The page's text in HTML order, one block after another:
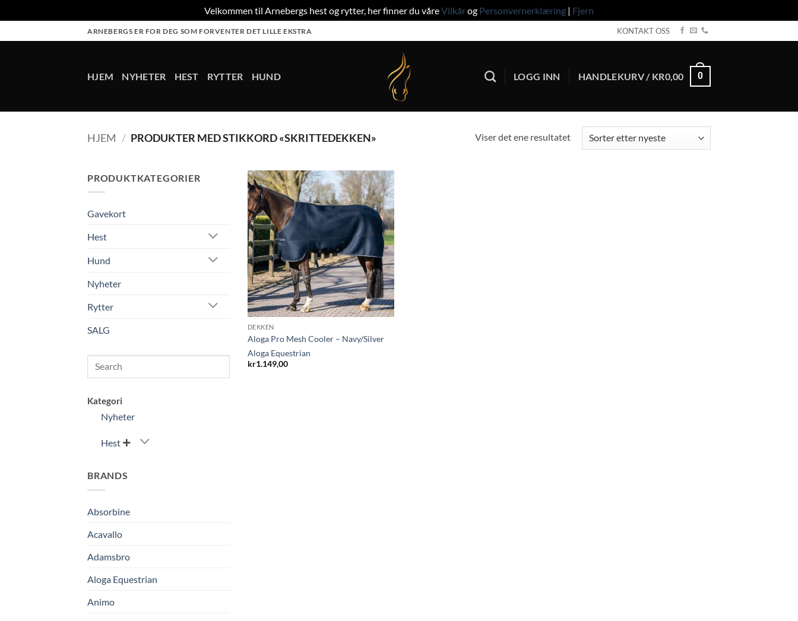
Velkommen til Arnebergs hest og rytter, her finner du våreVilkårog Personvernerklæring | Fjern
to
ARNEBERGS ER FOR DEG SOM FORVENTER DET LILLE EKSTRA KONTAKT OSS
HJEM NYHETER HEST RYTTER HUND LOGG INN HANDLEKURV / KR0,00 0
HJEM / PRODUKTER MED STIKKORD «SKRITTEDEKKEN» Viser det ene resultatet
PRODUKTKATEGORIER
Gavekort
Hest
Hund
Nyheter
Rytter
SALG
Search
Kategori
Nyheter
Hest 
BRANDS
Absorbine
Acavallo
Adamsbro
Aloga Equestrian
Animo
DEKKEN
Aloga Pro Mesh Cooler – Navy/Silver
Aloga Equestrian
kr1.149,00